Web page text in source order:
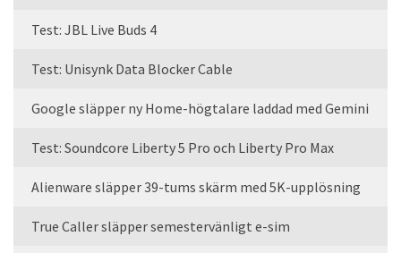
Test: JBL Live Buds 4
Test: Unisynk Data Blocker Cable
Google släpper ny Home-högtalare laddad med Gemini
Test: Soundcore Liberty 5 Pro och Liberty Pro Max
Alienware släpper 39-tums skärm med 5K-upplösning
True Caller släpper semestervänligt e-sim